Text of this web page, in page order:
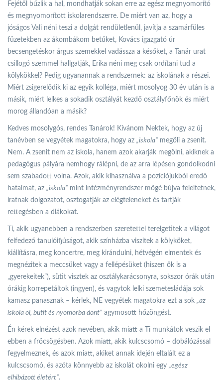
Fejétől bűzlik a hal, mondhatják sokan erre az egész megnyomorító
és megnyomorított iskolarendszerre. De miért van az, hogy a
jóságos Vali néni teszi a dolgát rendületlenül, javítja a szamárfüles
füzetekben az ákombákom betűket, Kovács igazgató úr
becsengetéskor árgus szemekkel vadássza a későket, a Tanár urat
csillogó szemmel hallgatják, Erika néni meg csak ordítani tud a
kölykökkel? Pedig ugyanannak a rendszernek: az iskolának a részei.
Miért zsigerelődik ki az egyik kolléga, miért mosolyog 30 év után is a
másik, miért lelkes a sokadik osztályát kezdő osztályfőnök és miért
morog állandóan a másik?
Kedves mosolygós, rendes Tanárok! Kívánom Nektek, hogy az új
tanévben se vegyétek magatokra, hogy az „iskola” megöli a zsenit.
Nem. A zsenit nem az iskola, hanem azok akarják megölni, akiknek a
pedagógus pályára nemhogy rálépni, de az arra lépésen gondolkodni
sem szabadott volna. Azok, akik kihasználva a pozíciójukból eredő
hatalmat, az „iskola” mint intézményrendszer mögé bújva feleltetnek,
íratnak dolgozatot, osztogatják az elégteleneket és tartják
rettegésben a diákokat.
Ti, akik ugyanebben a rendszerben szeretettel terelgetitek a világot
felfedező tanulóifjúságot, akik színházba viszitek a kölyköket,
kiállításra, meg koncertre, meg kirándulni, hétvégén elmentek és
megnézitek a meccsüket vagy a fellépésüket (hiszen ők is a
„gyerekeitek”), sütit visztek az osztálykarácsonyra, sokszor órák után
órákig korrepetáltok (ingyen), és vagytok lelki szemetesládája sok
kamasz panasznak – kérlek, NE vegyétek magatokra ezt a sok „az
iskola öl, butít és nyomorba dönt” agymosott hőzöngést.
Én kérek elnézést azok nevében, akik miatt a Ti munkátok veszik el
ebben a fröcsögésben. Azok miatt, akik kulcscsomó – dobálózással
fegyelmeznek, és azok miatt, akiket annak idején eltalált ez a
kulcscsomó, és azóta könnyebb az iskolát okolni egy „egész
elhibázott életért”.